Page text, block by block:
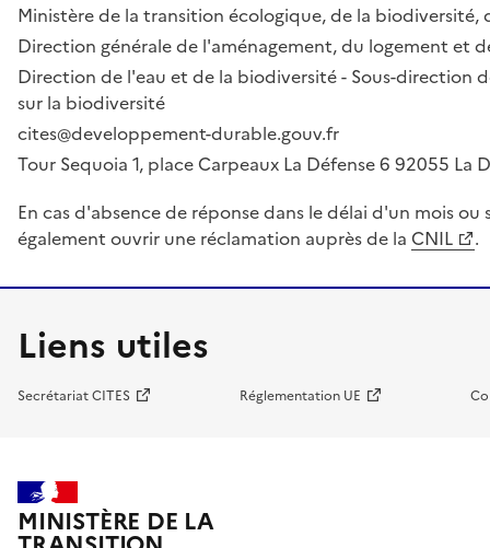
Ministère de la transition écologique, de la biodiversité,
Direction générale de l'aménagement, du logement et
Direction de l'eau et de la biodiversité - Sous-direction
sur la biodiversité
cites@developpement-durable.gouv.fr
Tour Sequoia 1, place Carpeaux La Défense 6 92055 La
En cas d'absence de réponse dans le délai d'un mois
également ouvrir une réclamation auprès de la CNIL .
Liens utiles
Secrétariat CITES Réglementation UE
MINISTÈRE DE LA